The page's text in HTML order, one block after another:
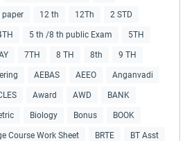
12 th 12Th 2 STD
5 th /8 th public Exam 5TH
7TH 8 TH 8th 9 TH
AEBAS AEEO Anganvadi
Award AWD BANK
Biology Bonus BOOK
Course Work Sheet BRTE BT Asst